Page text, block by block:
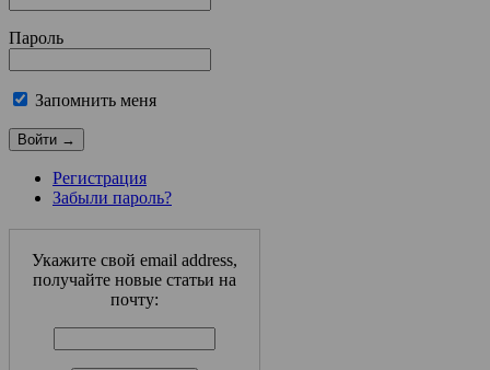
Пароль
Запомнить меня
Регистрация
Забыли пароль?
Укажите свой email address,
получайте новые статьи на
почту: